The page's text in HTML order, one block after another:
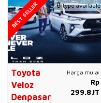
Toyota
Veloz
Denpasar
Harga mulai
Rp
299.8JT
BEST SELLER 8type available